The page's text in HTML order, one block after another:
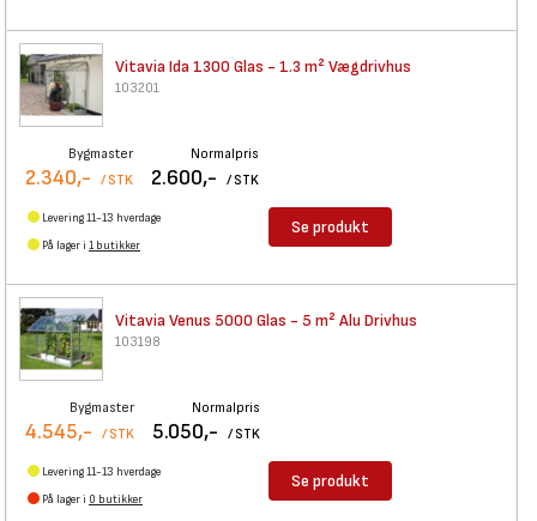
Vitavia Ida 1300 Glas - 1.3 m² Vægdrivhus
103201
Bygmaster
2.340,- / STK
Normalpris
2.600,- / STK
Levering 11-13 hverdage
På lager i 1 butikker
Se produkt
Vitavia Venus 5000 Glas - 5 m² Alu Drivhus
103198
Bygmaster
4.545,- / STK
Normalpris
5.050,- / STK
Levering 11-13 hverdage
På lager i 0 butikker
Se produkt